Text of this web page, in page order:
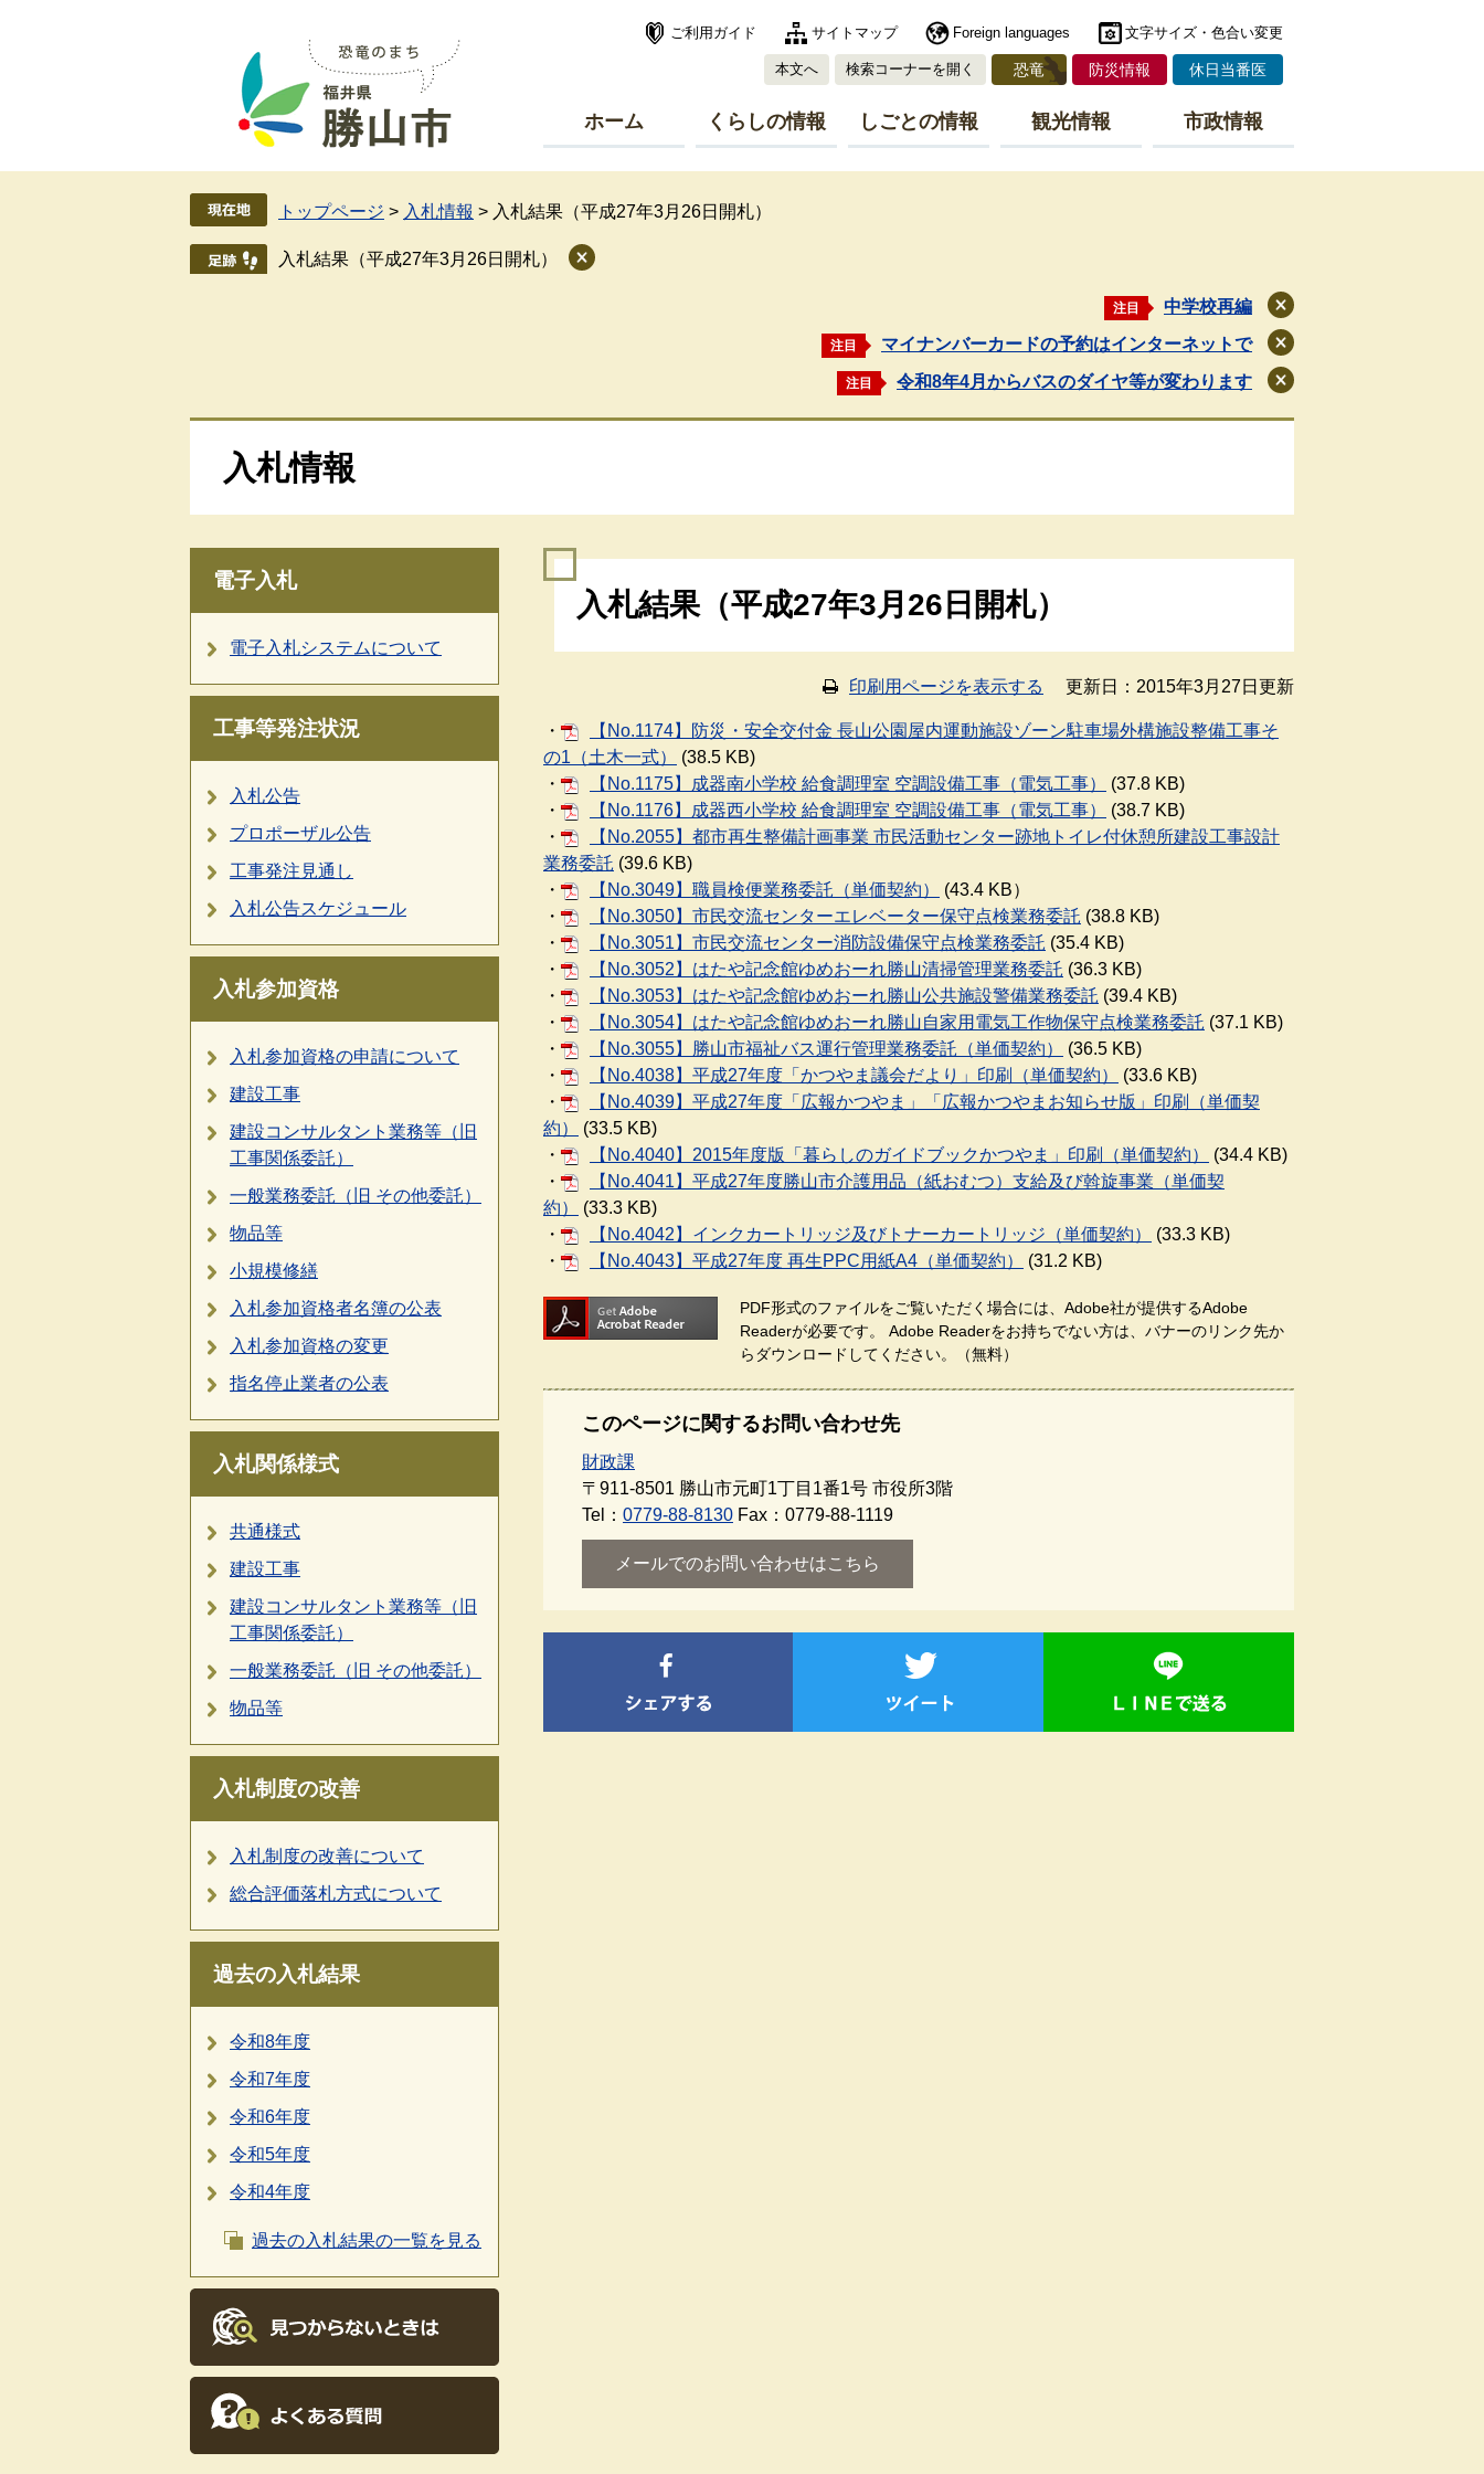
で
ば
ご利用ガイド サイトマップ Foreign languages 文字サイズ・色合い変更
本文へ 検索コーナーを開く 恐竜 防災情報 休日当番医
ホーム くらしの情報 しごとの情報 観光情報 市政情報
トップページ > 入札情報 > 入札結果（平成27年3月26日開札）
入札結果（平成27年3月26日開札）
注目 中学校再編
閉
じ
る
注目 マイナンバーカードの予約はインターネットで
閉
じ
る
注目 令和8年4月からバスのダイヤ等が変わります
閉
入札情報
電子入札
電子入札システムについて
工事等発注状況
入札公告
プロポーザル公告
工事発注見通し
入札公告スケジュール
入札参加資格
入札参加資格の申請について
建設工事
建設コンサルタント業務等（旧
工事関係委託）
一般業務委託（旧 その他委託）
物品等
小規模修繕
入札参加資格者名簿の公表
入札参加資格の変更
指名停止業者の公表
入札関係様式
共通様式
建設工事
建設コンサルタント業務等（旧
工事関係委託）
一般業務委託（旧 その他委託）
物品等
入札制度の改善
入札制度の改善について
総合評価落札方式について
過去の入札結果
令和8年度
令和7年度
令和6年度
令和5年度
令和4年度
過去の入札結果の一覧を見る
入札結果（平成27年3月26日開札）
印刷用ページを表示する 更新日：2015年3月27日更新
・
【No.1174】防災・安全交付金 長山公園屋内運動施設ゾーン駐車場外構施設整備工事そ
の1（土木一式）
(38.5 KB)
・
【No.1175】成器南小学校 給食調理室 空調設備工事（電気工事）
(37.8 KB)
・
【No.1176】成器西小学校 給食調理室 空調設備工事（電気工事）
(38.7 KB)
・
【No.2055】都市再生整備計画事業 市民活動センター跡地トイレ付休憩所建設工事設計
業務委託 (39.6 KB)
・
【No.3049】職員検便業務委託（単価契約）
(43.4 KB）
・
【No.3050】市民交流センターエレベーター保守点検業務委託 (38.8 KB)
・
【No.3051】市民交流センター消防設備保守点検業務委託 (35.4 KB)
・
【No.3052】はたや記念館ゆめおーれ勝山清掃管理業務委託 (36.3 KB)
・
【No.3053】はたや記念館ゆめおーれ勝山公共施設警備業務委託 (39.4 KB)
・
【No.3054】はたや記念館ゆめおーれ勝山自家用電気工作物保守点検業務委託 (37.1 KB)
・
【No.3055】勝山市福祉バス運行管理業務委託（単価契約）
(36.5 KB)
・
【No.4038】平成27年度「かつやま議会だより」印刷（単価契約）
(33.6 KB)
・
【No.4039】平成27年度「広報かつやま」「広報かつやまお知らせ版」印刷（単価契
約）
(33.5 KB)
・
【No.4040】2015年度版「暮らしのガイドブックかつやま」印刷（単価契約）
(34.4 KB)
・
【No.4041】平成27年度勝山市介護用品（紙おむつ）支給及び斡旋事業（単価契
約）
(33.3 KB)
・
【No.4042】インクカートリッジ及びトナーカートリッジ（単価契約）
(33.3 KB)
・
【No.4043】平成27年度 再生PPC用紙A4（単価契約） (31.2 KB)
PDF形式のファイルをご覧いただく場合には、Adobe社が提供するAdobe
Readerが必要です。
Adobe Readerをお持ちでない方は、バナーのリンク先か
らダウンロードしてください。（無料）
このページに関するお問い合わせ先
財政課
〒911-8501 勝山市元町1丁目1番1号 市役所3階
Tel： 0779-88-8130 Fax：0779-88-1119
メールでのお問い合わせはこちら